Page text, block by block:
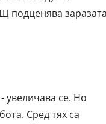
подценява
увеличава се. Но
Сред тях са